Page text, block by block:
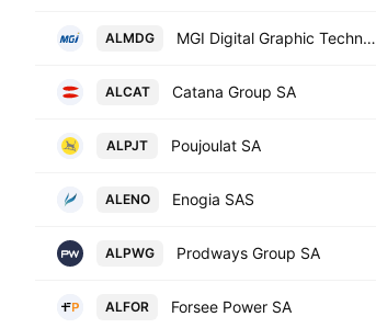
ALMDG MGI Digital Graphic Technology
ALCAT Catana Group SA
ALPJT Poujoulat SA
ALENO Enogia SAS
ALPWG Prodways Group SA
ALFOR Forsee Power SA